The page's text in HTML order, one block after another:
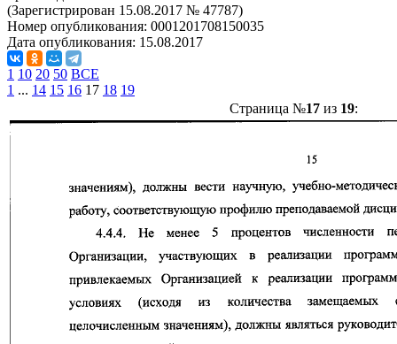
(Зарегистрирован 15.08.2017 № 47787)
Номер опубликования: 0001201708150035
Дата опубликования: 15.08.2017
1 10 20 50 ВСЕ
1 ... 14 15 16 17 18 19
Страница №17из 19: